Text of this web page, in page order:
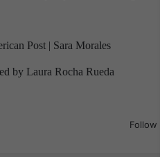
Post | Sara Morales
by Laura Rocha Rueda
Follow